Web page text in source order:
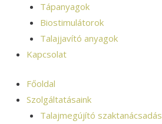
Tápanyagok
Biostimulátorok
Talajjavító anyagok
Kapcsolat
Főoldal
Szolgáltatásaink
Talajmegújító szaktanácsadás